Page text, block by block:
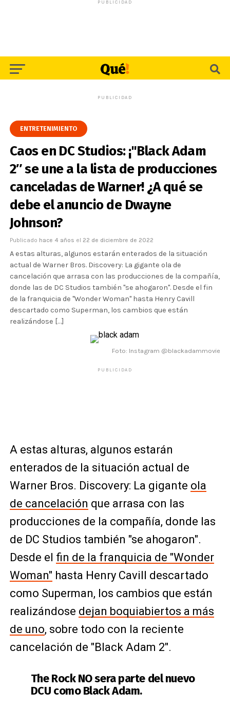
PUBLICIDAD
PUBLICIDAD
ENTRETENIMIENTO
Caos en DC Studios: ¡"Black Adam
2″ se une a la lista de producciones
canceladas de Warner! ¿A qué se
debe el anuncio de Dwayne
Johnson?
Publicado hace 4 años el 22 de diciembre de 2022
A estas alturas, algunos estarán enterados de la situación
actual de Warner Bros. Discovery: La gigante ola de
cancelación que arrasa con las producciones de la compañía,
donde las de DC Studios también "se ahogaron". Desde el fin
de la franquicia de "Wonder Woman" hasta Henry Cavill
descartado como Superman, los cambios que están
realizándose […]
Foto: Instagram @blackadammovie
PUBLICIDAD
A estas alturas, algunos estarán
enterados de la situación actual de
Warner Bros. Discovery: La gigante ola
de cancelación que arrasa con las
producciones de la compañía, donde las
de DC Studios también "se ahogaron".
Desde el fin de la franquicia de "Wonder
Woman" hasta Henry Cavill descartado
como Superman, los cambios que están
realizándose dejan boquiabiertos a más
de uno, sobre todo con la reciente
cancelación de "Black Adam 2".
The Rock NO sera parte del nuevo
DCU como Black Adam.